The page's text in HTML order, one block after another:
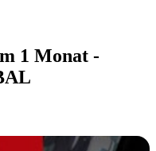
1 Monat -